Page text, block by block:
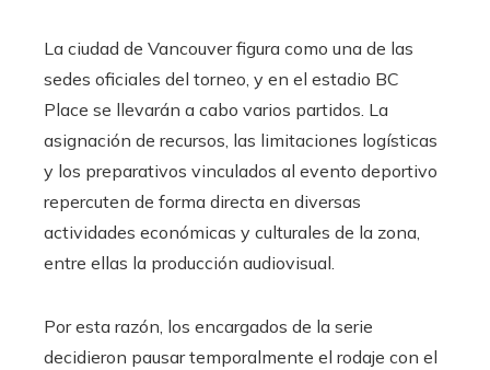
La ciudad de Vancouver figura como una de las
sedes oficiales del torneo, y en el estadio BC
Place se llevarán a cabo varios partidos. La
asignación de recursos, las limitaciones logísticas
y los preparativos vinculados al evento deportivo
repercuten de forma directa en diversas
actividades económicas y culturales de la zona,
entre ellas la producción audiovisual.
Por esta razón, los encargados de la serie
decidieron pausar temporalmente el rodaje con el